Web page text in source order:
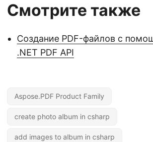
Смотрите также
Создание PDF-файлов с
.NET PDF API
Aspose.PDF Product Family
create photo album in csharp
add images to album in csharp